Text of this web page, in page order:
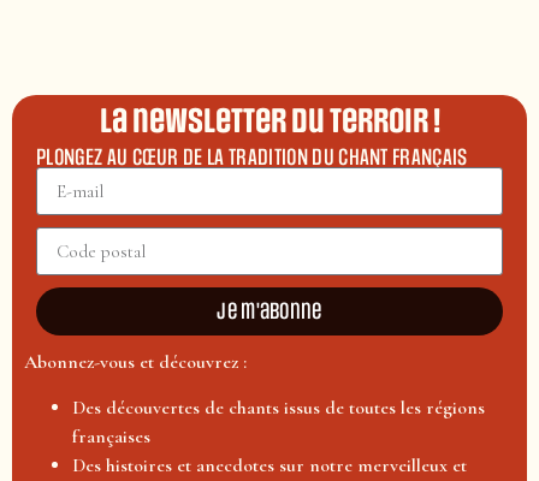
La newsletter du terroir !
PLONGEZ AU CŒUR DE LA TRADITION DU CHANT FRANÇAIS
Je m'abonne
Abonnez-vous et découvrez :
Des découvertes de chants issus de toutes les régions
françaises
Des histoires et anecdotes sur notre merveilleux et